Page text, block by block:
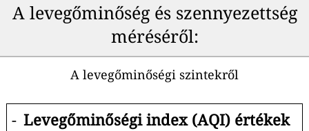
A levegőminőség és szennyezettség
méréséről:
A levegőminőségi szintekről
- Levegőminőségi index (AQI) értékek